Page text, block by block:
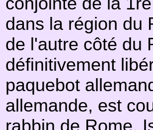
dans la région du
de l'autre côté du
définitivement
paquebot
allemande, est
rabbin de Rome,